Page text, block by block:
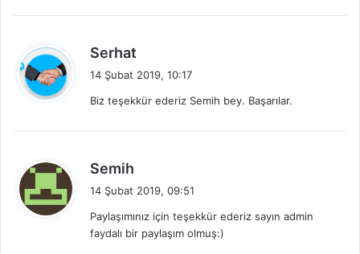
Serhat
i
14 Şubat 2019, 10:17
Biz teşekkür ederiz Semih bey. Başarılar.
Semih
i
k
14 Şubat 2019, 09:51
Paylaşımınız için teşekkür ederiz sayın admin
faydalı bir paylaşım olmuş:)